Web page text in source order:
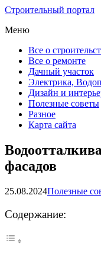
Строительный портал
Меню
Все о
Все о ремонте
Дачный участок
Электрика,
Дизайн и
Полезные советы
Разное
Карта сайта
фасадов
25.08.2024Полезные
Содержание: